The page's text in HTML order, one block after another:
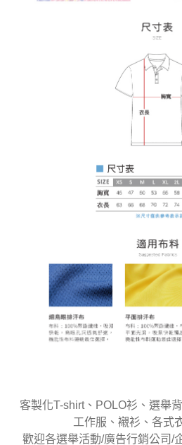
客製化T-shirt、POLO衫、選舉
工作服、襯衫、各式
歡迎各選舉活動/廣告行銷公司/